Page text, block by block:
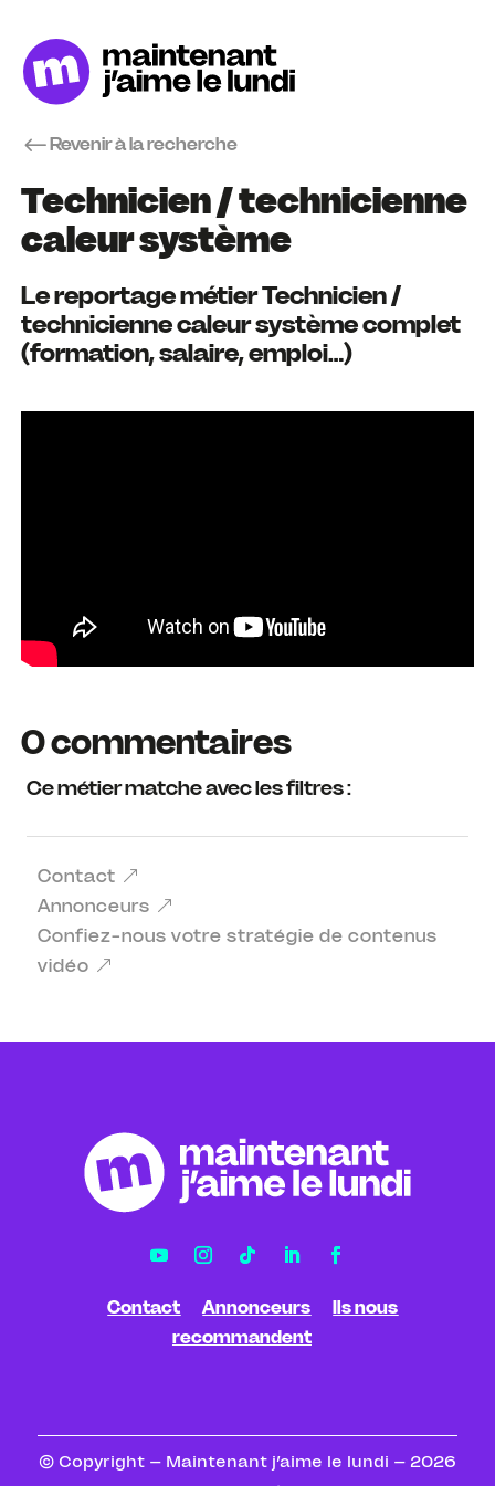
Ce métier matche avec les filtres :
Contact
Annonceurs
Confiez-nous votre stratégie de contenus
vidéo
Revenir à la recherche
Technicien / technicienne
caleur système
Le reportage métier Technicien /
technicienne caleur système complet
(formation, salaire, emploi…)
0 commentaires
Contact Annonceurs
Ils nous
recommandent
© Copyright – Maintenant j’aime le lundi – 2026